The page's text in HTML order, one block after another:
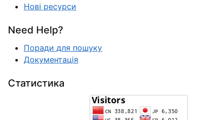
Нові ресурси
Need Help?
Поради для пошуку
Документація
Статистика